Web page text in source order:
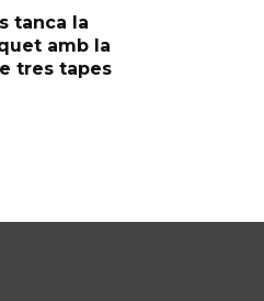
tanca la
amb la
tres tapes